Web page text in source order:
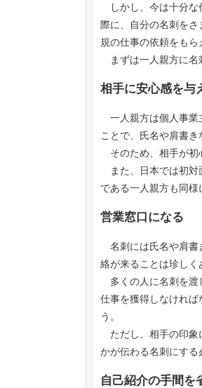
しかし、今は十分な
際に、自分の名刺を
規の仕事の依頼をもら
まずは一人親方に名
相手に安心感を与
一人親方は個人事業
ことで、氏名や肩書
そのため、相手が初
また、日本では初対
である一人親方も同様
営業窓口になる
名刺には氏名や肩書
絡が来ることは珍しく
多くの人に名刺を渡
仕事を獲得しなければ
ただし、相手の印象
かが伝わる名刺にする
自己紹介の手間を